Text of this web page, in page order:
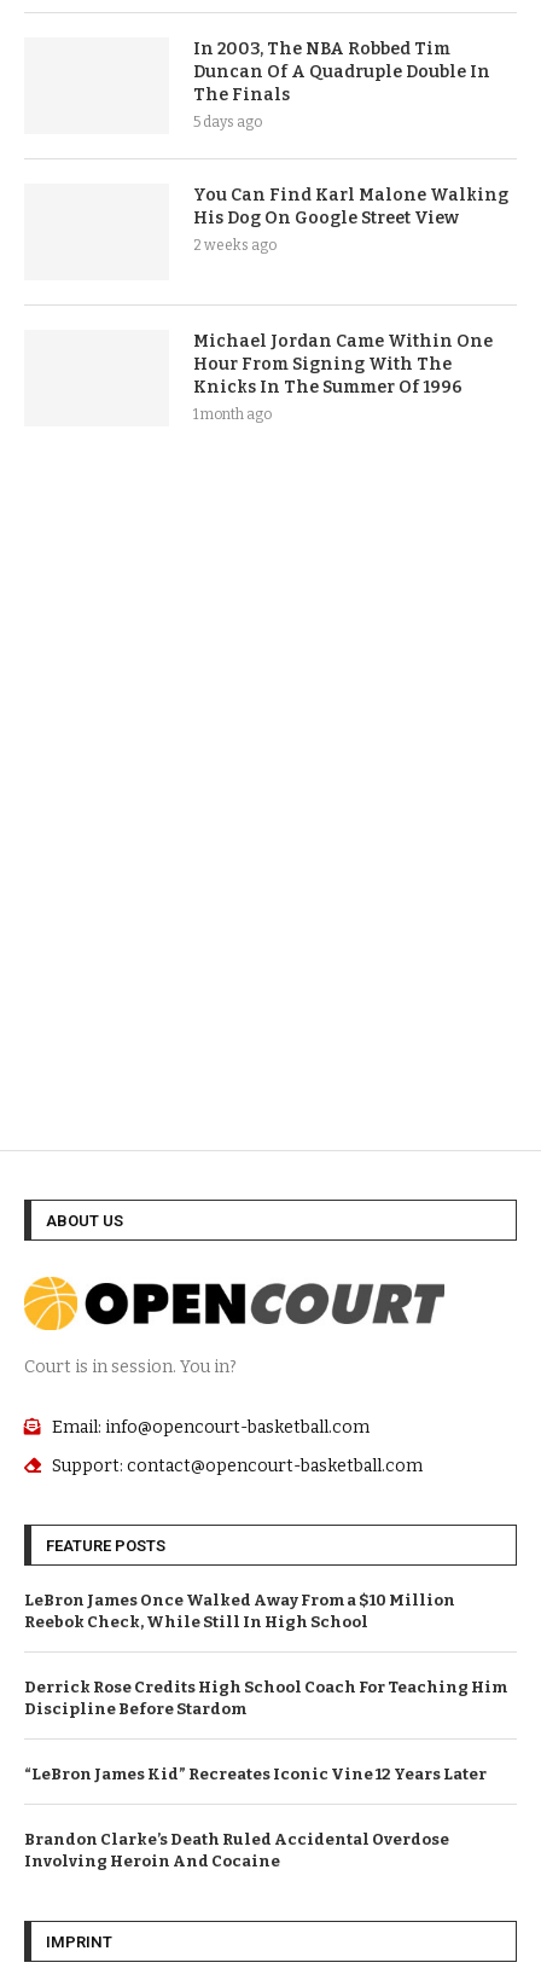
In 2003, The NBA Robbed Tim
Duncan Of A Quadruple Double In
The Finals
5 days ago
You Can Find Karl Malone Walking
His Dog On Google Street View
2 weeks ago
Michael Jordan Came Within One
Hour From Signing With The
Knicks In The Summer Of 1996
1 month ago
ABOUT US
Court is in session. You in?
Email: info@opencourt-basketball.com
Support: contact@opencourt-basketball.com
FEATURE POSTS
LeBron James Once Walked Away From a $10 Million
Reebok Check, While Still In High School
Derrick Rose Credits High School Coach For Teaching Him
Discipline Before Stardom
“LeBron James Kid” Recreates Iconic Vine 12 Years Later
Brandon Clarke’s Death Ruled Accidental Overdose
Involving Heroin And Cocaine
IMPRINT